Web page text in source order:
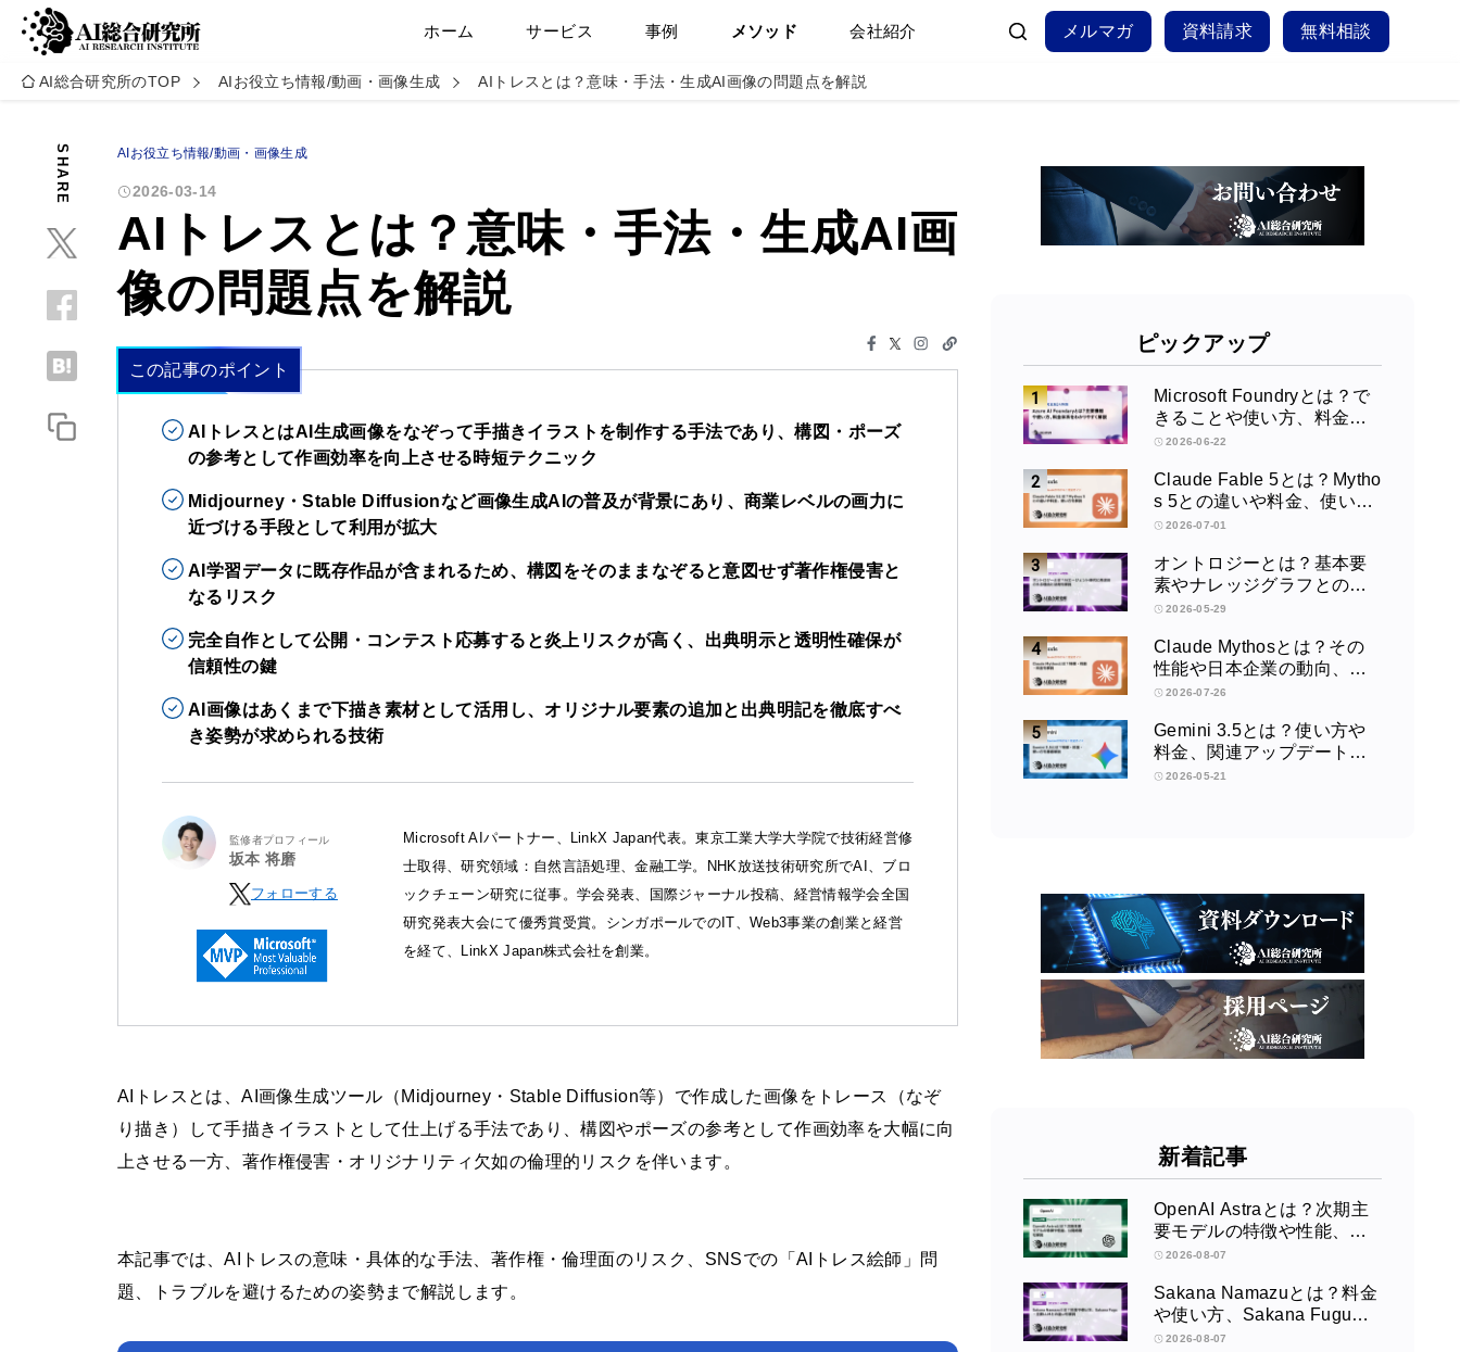
ホーム サービス 事例 メソッド 会社紹介 メルマガ 資料請求 無料相談
AI総合研究所のTOP AIお役立ち情報/動画・画像生成 AIトレスとは？意味・手法・生成AI画像の問題点を解説
SHARE AIお役立ち情報/動画・画像生成
2026-03-14
AIトレスとは？意味・手法・生成AI画
像の問題点を解説
この記事のポイント
AIトレスとはAI生成画像をなぞって手描きイラストを制作する手法であり、構図・ポーズ
の参考として作画効率を向上させる時短テクニック
Midjourney・Stable Diffusionなど画像生成AIの普及が背景にあり、商業レベルの画力に
近づける手段として利用が拡大
AI学習データに既存作品が含まれるため、構図をそのままなぞると意図せず著作権侵害と
なるリスク
完全自作として公開・コンテスト応募すると炎上リスクが高く、出典明示と透明性確保が
信頼性の鍵
AI画像はあくまで下描き素材として活用し、オリジナル要素の追加と出典明記を徹底すべ
き姿勢が求められる技術
監修者プロフィール
坂本 将磨
フォローする
Microsoft AIパートナー、LinkX Japan代表。東京工業大学大学院で技術経営修
士取得、研究領域：自然言語処理、金融工学。NHK放送技術研究所でAI、ブロ
ックチェーン研究に従事。学会発表、国際ジャーナル投稿、経営情報学会全国
研究発表大会にて優秀賞受賞。シンガポールでのIT、Web3事業の創業と経営
を経て、LinkX Japan株式会社を創業。
AIトレスとは、AI画像生成ツール（Midjourney・Stable Diffusion等）で作成した画像をトレース（なぞ
り描き）して手描きイラストとして仕上げる手法であり、構図やポーズの参考として作画効率を大幅に向
上させる一方、著作権侵害・オリジナリティ欠如の倫理的リスクを伴います。
本記事では、AIトレスの意味・具体的な手法、著作権・倫理面のリスク、SNSでの「AIトレス絵師」問
題、トラブルを避けるための姿勢まで解説します。
ピックアップ
Microsoft Foundryとは？で
きることや使い方、料金を
徹底解説！
2026-06-22
Claude Fable 5とは？Mytho
s 5との違いや料金、使い方
を解説
2026-07-01
オントロジーとは？基本要
素やナレッジグラフとの違
い、活用例をわかりやすく
2026-05-29
Claude Mythosとは？その
性能や日本企業の動向、使
い方を解説
2026-07-26
Gemini 3.5とは？使い方や
料金、関連アップデートを
徹底解説！
2026-05-21
新着記事
OpenAI Astraとは？次期主
要モデルの特徴や性能、公
開時期を解説
2026-08-07
Sakana Namazuとは？料金
や使い方、Sakana Fugu・
主要LLMとの違いを解説
2026-08-07